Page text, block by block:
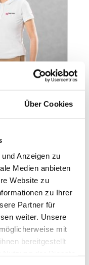
Über Cookies
Anzeigen zu
Medien anbieten
Website zu
zu Ihrer
Partner für
weiter. Unsere
mit
bereitgestellt
Fischer,
den
die notarielle
statt. In
operative
B2B THG-
die
nachhaltigen Wandel